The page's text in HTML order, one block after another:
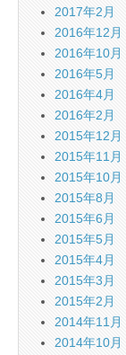
2017年2月
2016年12月
2016年10月
2016年5月
2016年4月
2016年2月
2015年12月
2015年11月
2015年10月
2015年8月
2015年6月
2015年5月
2015年4月
2015年3月
2015年2月
2014年11月
2014年10月